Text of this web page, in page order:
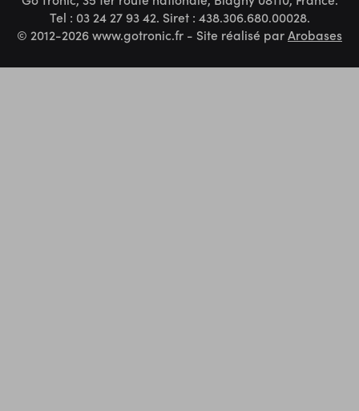
Tel : 03 24 27 93 42. Siret : 438.306.680.00028.
© 2012-2026 www.gotronic.fr - Site réalisé parArobases